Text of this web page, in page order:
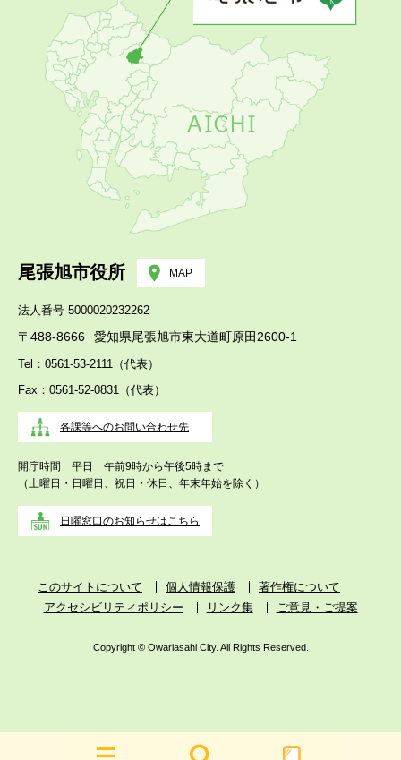
尾張旭市役所 MAP
法人番号 5000020232262
〒488-8666 愛知県尾張旭市東大道町原田2600-1
Tel：0561-53-2111（代表）
Fax：0561-52-0831（代表）
各課等へのお問い合わせ先
開庁時間 平日 午前9時から午後5時まで
（土曜日・日曜日、祝日・休日、年末年始を除く）
日曜窓口のお知らせはこちら
このサイトについて 個人情報保護
著作権について
アクセシビリティポリシー
リンク集 ご意見・ご提案
Copyright © Owariasahi City. All Rights Reserved.